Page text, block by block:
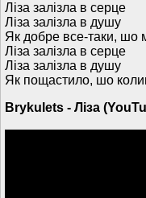
Ліза залізла в серце
Ліза залізла в душу
Як добре все-таки, шо
Ліза залізла в серце
Ліза залізла в душу
Як пощастило, шо
Brykulets - Ліза